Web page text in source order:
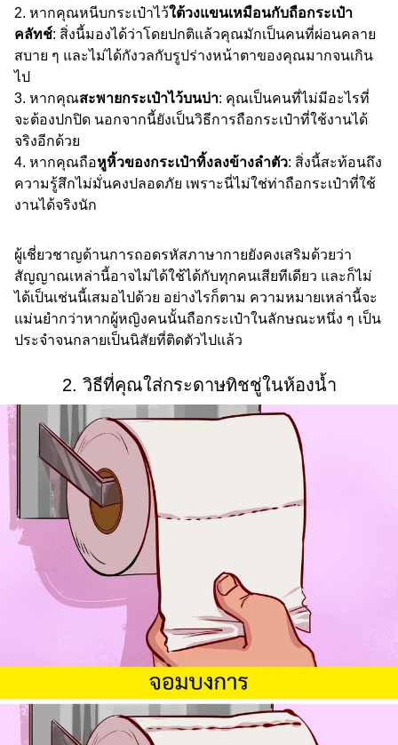
หากคุณหนีบกระเป๋าไว้ใต้วงแขนเหมือนกับถือกระเป๋า
คลัทช์: สิ่งนี้มองได้ว่าโดยปกติแล้วคุณมักเป็นคนที่ผ่อนคลาย
สบาย ๆ และไม่ได้กังวลกับรูปร่างหน้าตาของคุณมากจนเกิน
ไป
หากคุณสะพายกระเป๋าไว้บนบ่า: คุณเป็นคนที่ไม่มีอะไรที่
จะต้องปกปิด นอกจากนี้ยังเป็นวิธีการถือกระเป๋าที่ใช้งานได้
จริงอีกด้วย
หากคุณถือหูหิ้วของกระเป๋าทิ้งลงข้างลำตัว: สิ่งนี้สะท้อนถึง
ความรู้สึกไม่มั่นคงปลอดภัย เพราะนี่ไม่ใช่ท่าถือกระเป๋าที่ใช้
งานได้จริงนัก
ผู้เชี่ยวชาญด้านการถอดรหัสภาษากายยังคงเสริมด้วยว่า
สัญญาณเหล่านี้อาจไม่ได้ใช้ได้กับทุกคนเสียทีเดียว และก็ไม่
ได้เป็นเช่นนี้เสมอไปด้วย อย่างไรก็ตาม ความหมายเหล่านี้จะ
แม่นยำกว่าหากผู้หญิงคนนั้นถือกระเป๋าในลักษณะหนึ่ง ๆ เป็น
ประจำจนกลายเป็นนิสัยที่ติดตัวไปแล้ว
2. วิธีที่คุณใส่กระดาษทิชชู่ในห้องน้ำ